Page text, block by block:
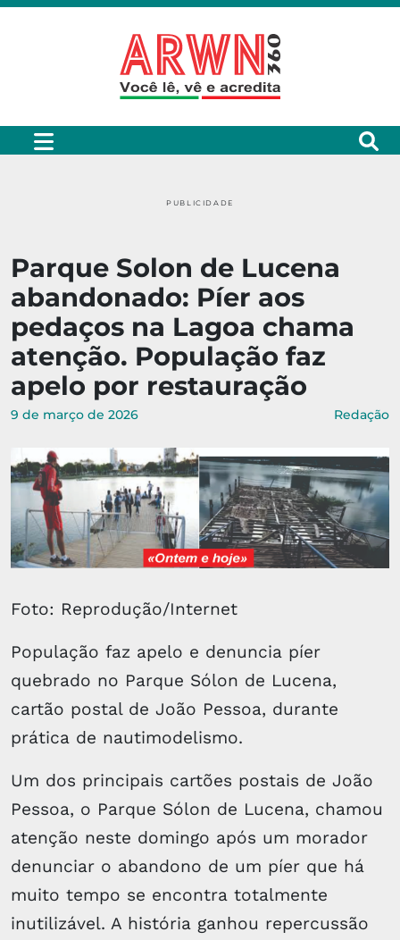
PUBLICIDADE
Parque Solon de Lucena
abandonado: Píer aos
pedaços na Lagoa chama
atenção. População faz
apelo por restauração
9 de março de 2026 Redação
Foto: Reprodução/Internet
População faz apelo e denuncia píer
quebrado no Parque Sólon de Lucena,
cartão postal de João Pessoa, durante
prática de nautimodelismo.
Um dos principais cartões postais de João
Pessoa, o Parque Sólon de Lucena, chamou
atenção neste domingo após um morador
denunciar o abandono de um píer que há
muito tempo se encontra totalmente
inutilizável. A história ganhou repercussão